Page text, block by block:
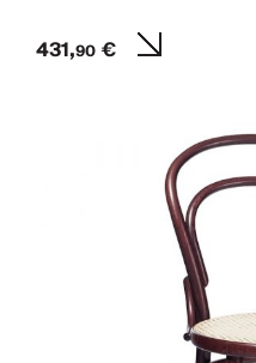
431,90€